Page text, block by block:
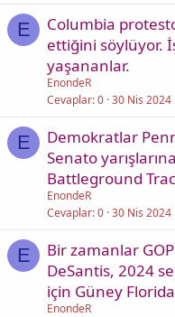
E
Columbia
ettiğini söylüyor.
yaşananlar.
EnondeR
Cevaplar 0 30 Nis 2024
E
Demokratlar
Senato
Battleground
EnondeR
Cevaplar 0 30 Nis 2024
E
Bir zamanlar
DeSantis, 2024
için Güney
EnondeR